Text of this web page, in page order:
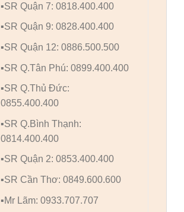
▪️SR Quận 7: 0818.400.400
▪️SR Quận 9: 0828.400.400
▪️SR Quận 12: 0886.500.500
▪️SR Q.Tân Phú: 0899.400.400
▪️SR Q.Thủ Đức:
0855.400.400
▪️SR Q.Bình Thạnh:
0814.400.400
▪️SR Quận 2: 0853.400.400
▪️SR Cần Thơ: 0849.600.600
▪️Mr Lãm: 0933.707.707